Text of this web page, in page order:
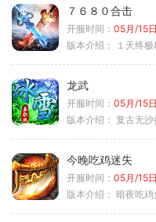
７６８０合击
开服时间： 05月/15日
版本介绍：
１天终
龙武
开服时间： 05月/15日
版本介绍： 复古无沙
今晚吃鸡迷失
开服时间： 05月/15日
版本介绍： 暗夜吃